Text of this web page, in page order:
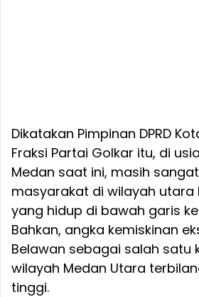
Dikatakan Pimpinan DPRD
Fraksi Partai Golkar itu, di
Medan saat ini, masih
masyarakat di wilayah utara
yang hidup di bawah garis
Bahkan, angka kemiskinan
Belawan sebagai salah satu
wilayah Medan Utara
tinggi.